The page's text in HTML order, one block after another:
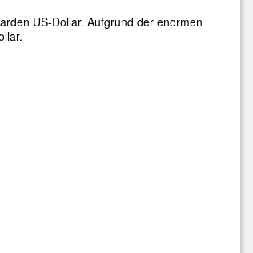
US-Dollar. Aufgrund der enormen